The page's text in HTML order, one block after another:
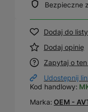
Bezpieczne
Dodaj do
Dodaj opinię
Zapytaj o
Udostępnij
Kod handlowy:
Marka: OEM -